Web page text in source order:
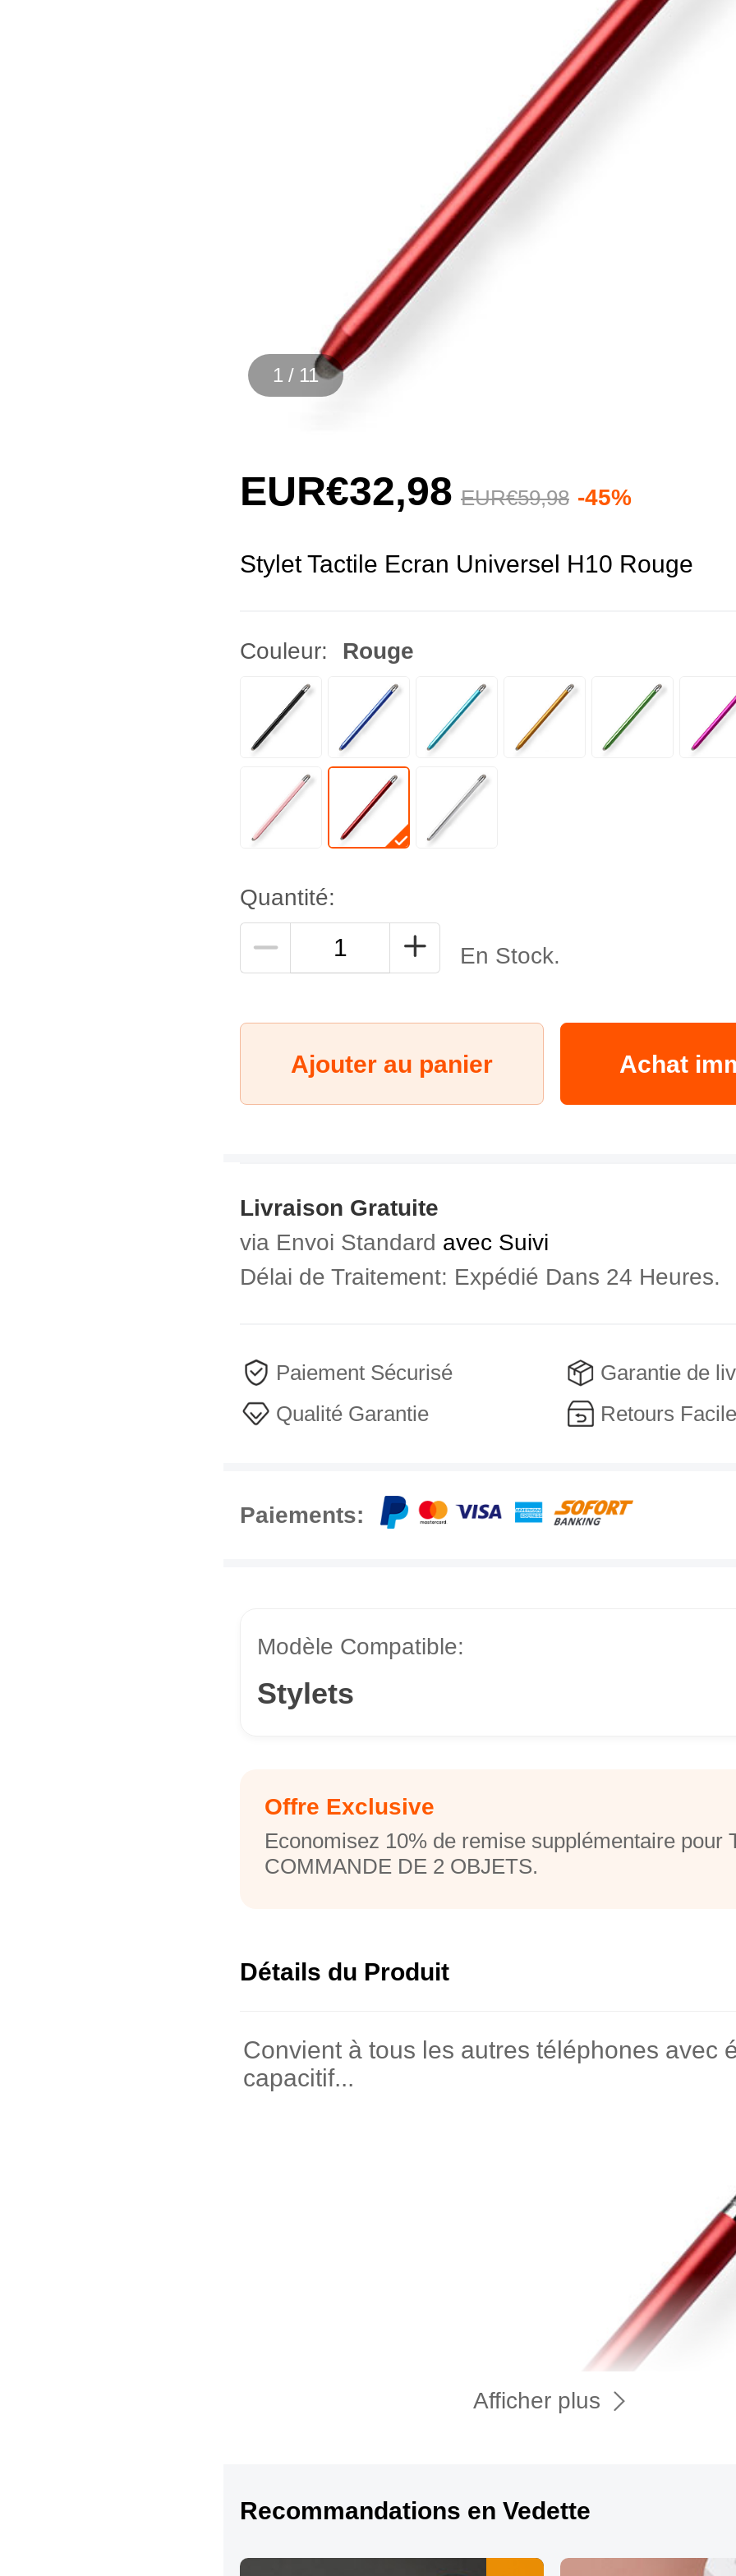
1 / 11
EUR€32,98 EUR€59,98 -45%
Stylet Tactile Ecran Universel H10 Rouge
Couleur: Rouge
Quantité:
En Stock.
Ajouter au panier Achat
Livraison Gratuite
via Envoi Standard avec Suivi
Délai de Traitement: Expédié Dans 24 Heures.
Paiement Sécurisé
Garantie de
Qualité Garantie
Retours
Paiements:
Modèle Compatible:
Stylets
Offre Exclusive
Economisez 10% de remise supplémentaire pour
COMMANDE DE 2 OBJETS.
Détails du Produit
Convient à tous les autres téléphones avec
capacitif...
Afficher plus
Recommandations en Vedette